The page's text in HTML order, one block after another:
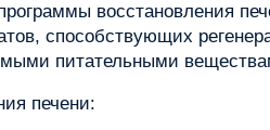
восстановления
способствующих
питательными
печени: